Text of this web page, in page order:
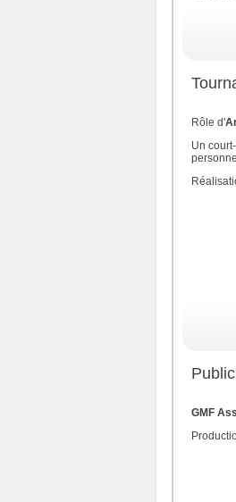
Rôle d'
Un
GMF